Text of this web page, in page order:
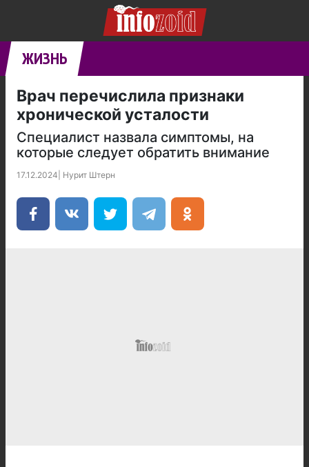
ЖИЗНЬ
Врач перечислила признаки
хронической усталости
Специалист назвала симптомы, на
которые следует обратить внимание
17.12.2024 Нурит Штерн